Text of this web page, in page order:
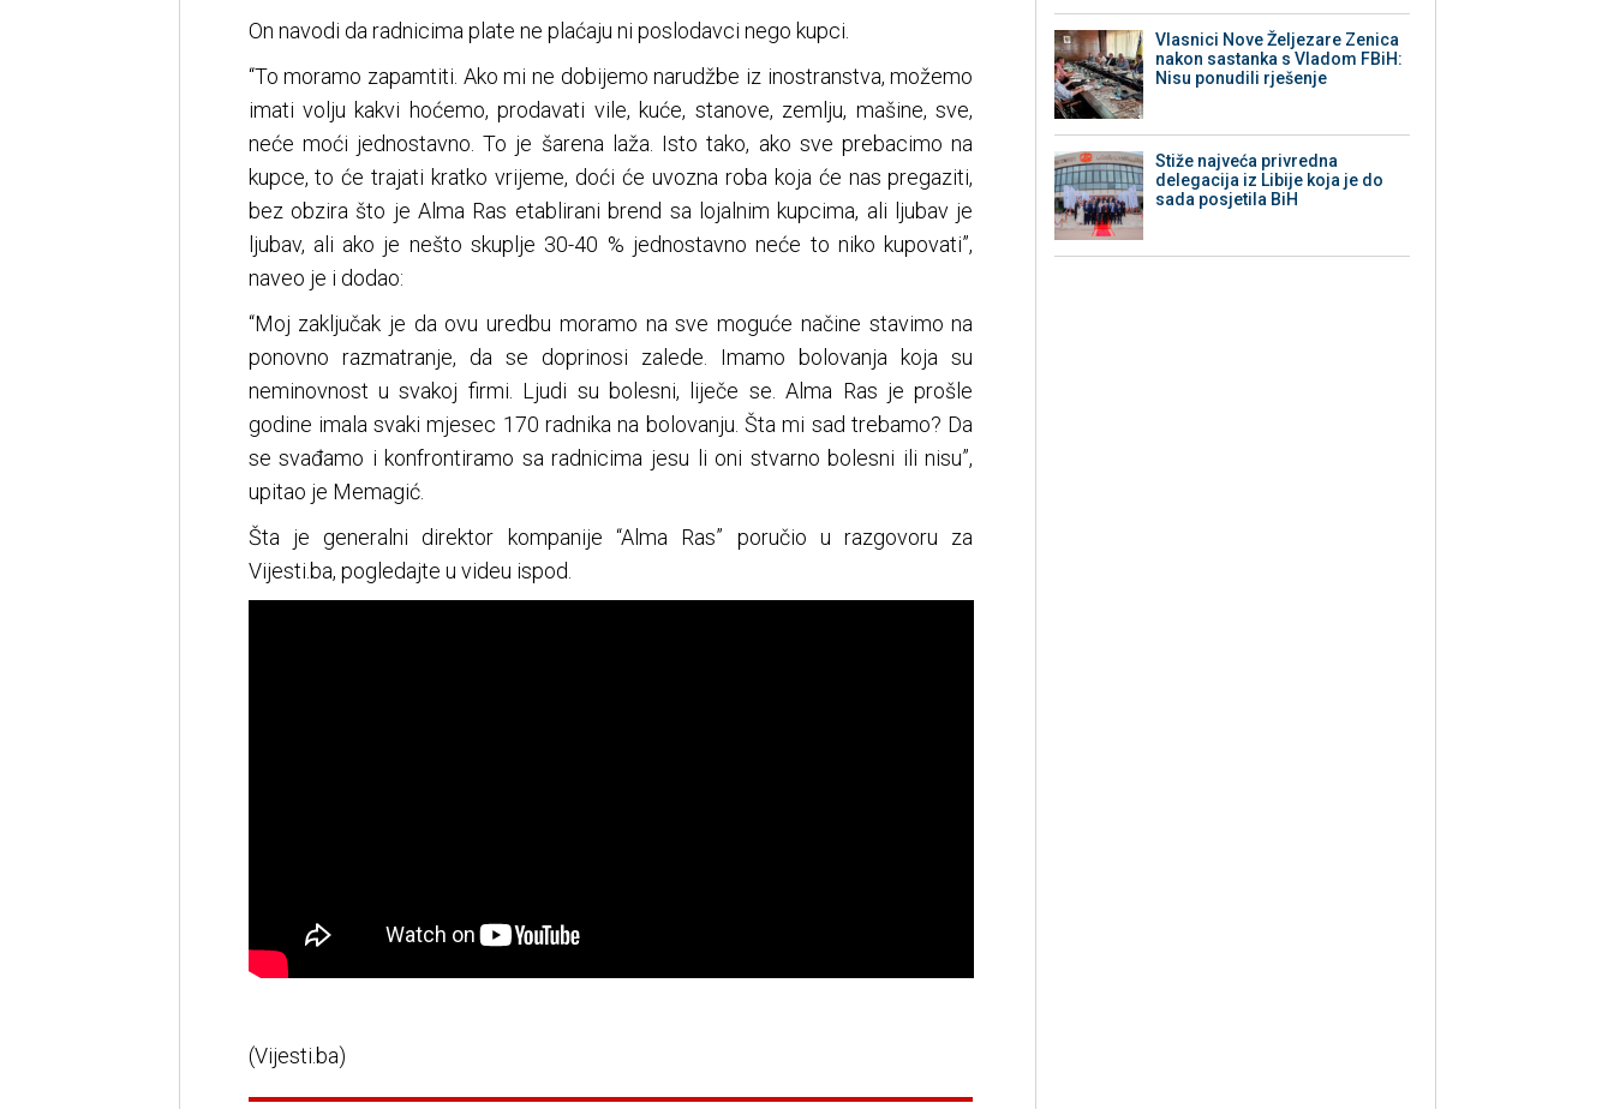
On navodi da radnicima plate ne plaćaju ni poslodavci nego kupci.
“To moramo zapamtiti. Ako mi ne dobijemo narudžbe iz inostranstva, možemo
imati volju kakvi hoćemo, prodavati vile, kuće, stanove, zemlju, mašine, sve,
neće moći jednostavno. To je šarena laža. Isto tako, ako sve prebacimo na
kupce, to će trajati kratko vrijeme, doći će uvozna roba koja će nas pregaziti,
bez obzira što je Alma Ras etablirani brend sa lojalnim kupcima, ali ljubav je
ljubav, ali ako je nešto skuplje 30-40 % jednostavno neće to niko kupovati”,
naveo je i dodao:
“Moj zaključak je da ovu uredbu moramo na sve moguće načine stavimo na
ponovno razmatranje, da se doprinosi zalede. Imamo bolovanja koja su
neminovnost u svakoj firmi. Ljudi su bolesni, liječe se. Alma Ras je prošle
godine imala svaki mjesec 170 radnika na bolovanju. Šta mi sad trebamo? Da
se svađamo i konfrontiramo sa radnicima jesu li oni stvarno bolesni ili nisu”,
upitao je Memagić.
Šta je generalni direktor kompanije “Alma Ras” poručio u razgovoru za
Vijesti.ba, pogledajte u videu ispod.
(Vijesti.ba)
Vlasnici Nove Željezare Zenica
nakon sastanka s Vladom FBiH:
Nisu ponudili rješenje
Stiže najveća privredna
delegacija iz Libije koja je do
sada posjetila BiH